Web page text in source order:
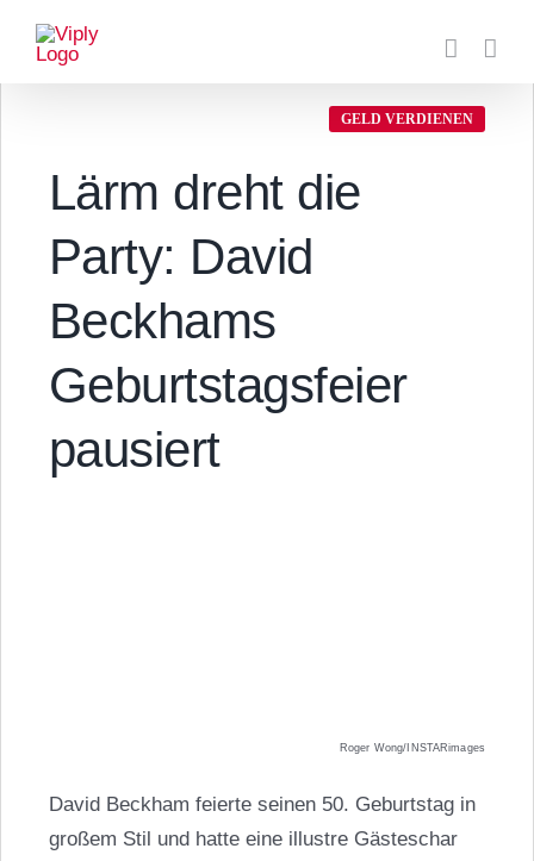
Inhalt
springen
GELD VERDIENEN
Lärm dreht die
Party: David
Beckhams
Geburtstagsfeier
pausiert
Roger Wong/INSTARimages
David Beckham feierte seinen 50. Geburtstag in
großem Stil und hatte eine illustre Gästeschar